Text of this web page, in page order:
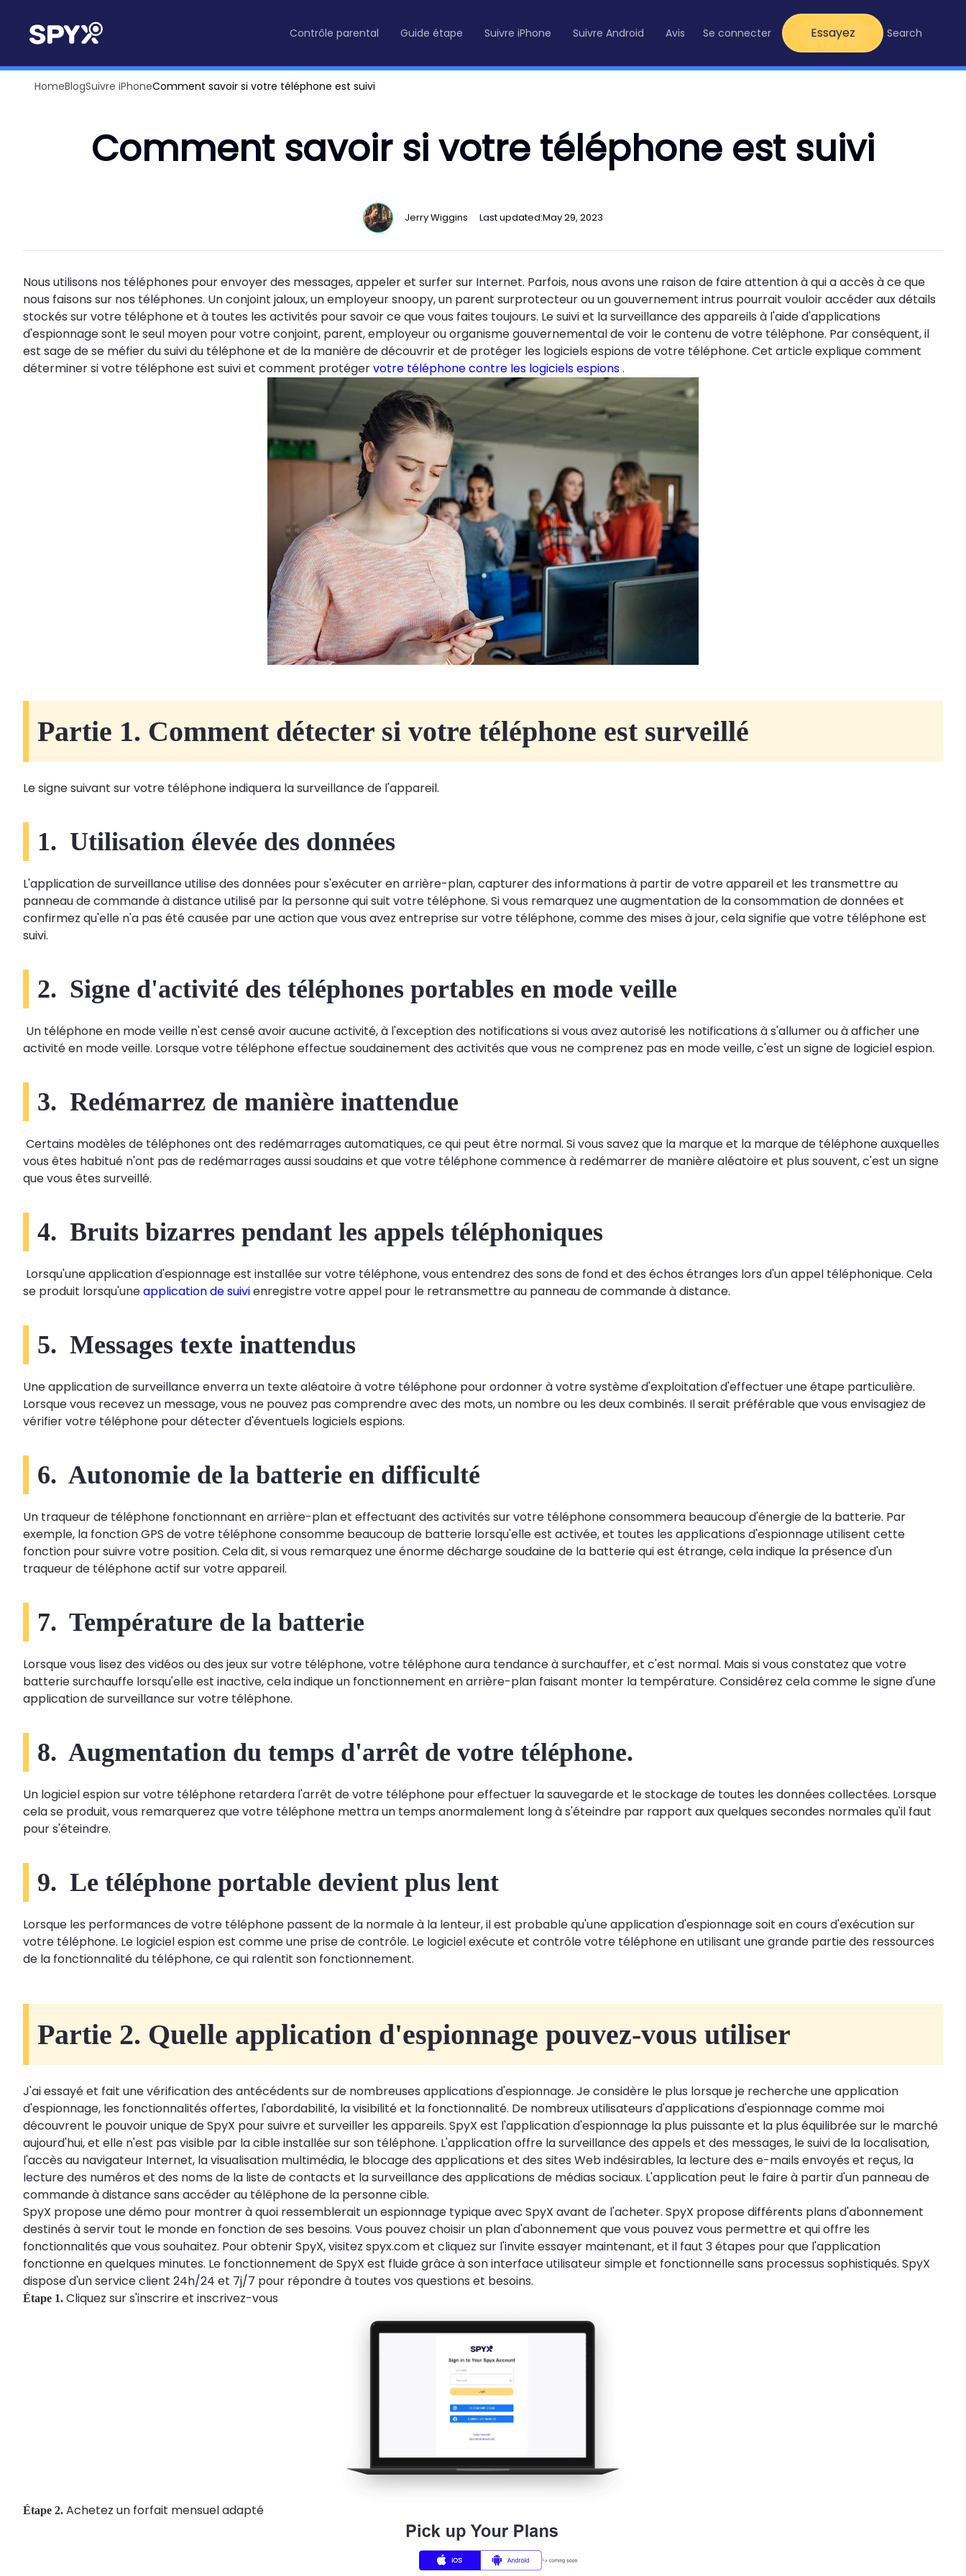
Contrôle parental Guide étape Suivre iPhone Suivre Android Avis Se connecter Essayez Search
HomeBlogSuivre iPhoneComment savoir si votre téléphone est suivi
Comment savoir si votre téléphone est suivi
Jerry Wiggins Last updated:May 29, 2023
Nous utilisons nos téléphones pour envoyer des messages, appeler et surfer sur Internet. Parfois, nous avons une raison de faire attention à qui a accès à ce que
nous faisons sur nos téléphones. Un conjoint jaloux, un employeur snoopy, un parent surprotecteur ou un gouvernement intrus pourrait vouloir accéder aux détails
stockés sur votre téléphone et à toutes les activités pour savoir ce que vous faites toujours. Le suivi et la surveillance des appareils à l'aide d'applications
d'espionnage sont le seul moyen pour votre conjoint, parent, employeur ou organisme gouvernemental de voir le contenu de votre téléphone. Par conséquent, il
est sage de se méfier du suivi du téléphone et de la manière de découvrir et de protéger les logiciels espions de votre téléphone. Cet article explique comment
déterminer si votre téléphone est suivi et comment protégervotre téléphone contre les logiciels espions.
Partie 1. Comment détecter si votre téléphone est surveillé
Le signe suivant sur votre téléphone indiquera la surveillance de l'appareil.
1. Utilisation élevée des données
L'application de surveillance utilise des données pour s'exécuter en arrière-plan, capturer des informations à partir de votre appareil et les transmettre au
panneau de commande à distance utilisé par la personne qui suit votre téléphone. Si vous remarquez une augmentation de la consommation de données et
confirmez qu'elle n'a pas été causée par une action que vous avez entreprise sur votre téléphone, comme des mises à jour, cela signifie que votre téléphone est
suivi.
2. Signe d'activité des téléphones portables en mode veille
Un téléphone en mode veille n'est censé avoir aucune activité, à l'exception des notifications si vous avez autorisé les notifications à s'allumer ou à afficher une
activité en mode veille. Lorsque votre téléphone effectue soudainement des activités que vous ne comprenez pas en mode veille, c'est un signe de logiciel espion.
3. Redémarrez de manière inattendue
Certains modèles de téléphones ont des redémarrages automatiques, ce qui peut être normal. Si vous savez que la marque et la marque de téléphone auxquelles
vous êtes habitué n'ont pas de redémarrages aussi soudains et que votre téléphone commence à redémarrer de manière aléatoire et plus souvent, c'est un signe
que vous êtes surveillé.
4. Bruits bizarres pendant les appels téléphoniques
Lorsqu'une application d'espionnage est installée sur votre téléphone, vous entendrez des sons de fond et des échos étranges lors d'un appel téléphonique. Cela
se produit lorsqu'uneapplication de suivienregistre votre appel pour le retransmettre au panneau de commande à distance.
5. Messages texte inattendus
Une application de surveillance enverra un texte aléatoire à votre téléphone pour ordonner à votre système d'exploitation d'effectuer une étape particulière.
Lorsque vous recevez un message, vous ne pouvez pas comprendre avec des mots, un nombre ou les deux combinés. Il serait préférable que vous envisagiez de
vérifier votre téléphone pour détecter d'éventuels logiciels espions.
6. Autonomie de la batterie en difficulté
Un traqueur de téléphone fonctionnant en arrière-plan et effectuant des activités sur votre téléphone consommera beaucoup d'énergie de la batterie. Par
exemple, la fonction GPS de votre téléphone consomme beaucoup de batterie lorsqu'elle est activée, et toutes les applications d'espionnage utilisent cette
fonction pour suivre votre position. Cela dit, si vous remarquez une énorme décharge soudaine de la batterie qui est étrange, cela indique la présence d'un
traqueur de téléphone actif sur votre appareil.
7. Température de la batterie
Lorsque vous lisez des vidéos ou des jeux sur votre téléphone, votre téléphone aura tendance à surchauffer, et c'est normal. Mais si vous constatez que votre
batterie surchauffe lorsqu'elle est inactive, cela indique un fonctionnement en arrière-plan faisant monter la température. Considérez cela comme le signe d'une
application de surveillance sur votre téléphone.
8. Augmentation du temps d'arrêt de votre téléphone.
Un logiciel espion sur votre téléphone retardera l'arrêt de votre téléphone pour effectuer la sauvegarde et le stockage de toutes les données collectées. Lorsque
cela se produit, vous remarquerez que votre téléphone mettra un temps anormalement long à s'éteindre par rapport aux quelques secondes normales qu'il faut
pour s'éteindre.
9. Le téléphone portable devient plus lent
Lorsque les performances de votre téléphone passent de la normale à la lenteur, il est probable qu'une application d'espionnage soit en cours d'exécution sur
votre téléphone. Le logiciel espion est comme une prise de contrôle. Le logiciel exécute et contrôle votre téléphone en utilisant une grande partie des ressources
de la fonctionnalité du téléphone, ce qui ralentit son fonctionnement.
Partie 2. Quelle application d'espionnage pouvez-vous utiliser
J'ai essayé et fait une vérification des antécédents sur de nombreuses applications d'espionnage. Je considère le plus lorsque je recherche une application
d'espionnage, les fonctionnalités offertes, l'abordabilité, la visibilité et la fonctionnalité. De nombreux utilisateurs d'applications d'espionnage comme moi
découvrent le pouvoir unique de SpyX pour suivre et surveiller les appareils. SpyX est l'application d'espionnage la plus puissante et la plus équilibrée sur le marché
aujourd'hui, et elle n'est pas visible par la cible installée sur son téléphone. L'application offre la surveillance des appels et des messages, le suivi de la localisation,
l'accès au navigateur Internet, la visualisation multimédia, le blocage des applications et des sites Web indésirables, la lecture des e-mails envoyés et reçus, la
lecture des numéros et des noms de la liste de contacts et la surveillance des applications de médias sociaux. L'application peut le faire à partir d'un panneau de
commande à distance sans accéder au téléphone de la personne cible.
SpyX propose une démo pour montrer à quoi ressemblerait un espionnage typique avec SpyX avant de l'acheter. SpyX propose différents plans d'abonnement
destinés à servir tout le monde en fonction de ses besoins. Vous pouvez choisir un plan d'abonnement que vous pouvez vous permettre et qui offre les
fonctionnalités que vous souhaitez. Pour obtenir SpyX, visitez spyx.com et cliquez sur l'invite essayer maintenant, et il faut 3 étapes pour que l'application
fonctionne en quelques minutes. Le fonctionnement de SpyX est fluide grâce à son interface utilisateur simple et fonctionnelle sans processus sophistiqués. SpyX
dispose d'un service client 24h/24 et 7j/7 pour répondre à toutes vos questions et besoins.
Étape 1. Cliquez sur s'inscrire et inscrivez-vous
Étape 2. Achetez un forfait mensuel adapté